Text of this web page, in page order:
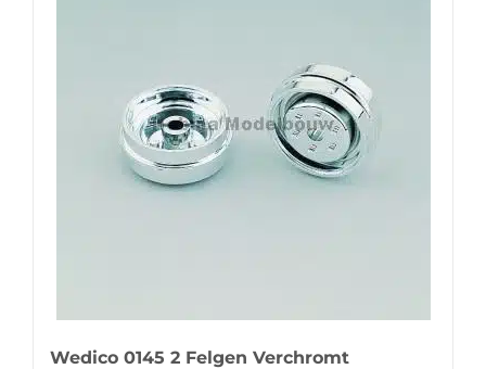
Wedico 0145 2 Felgen Verchromt